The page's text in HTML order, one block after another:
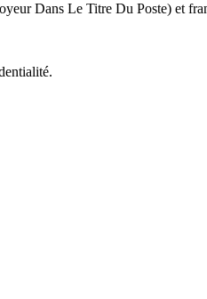
Dans Le Titre Du Poste) et